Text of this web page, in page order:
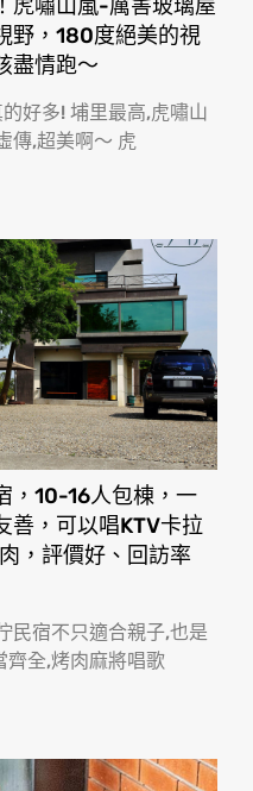
虎嘯山嵐-厲害玻璃屋
野，180度絕美的視
盡情跑〜
好多! 埔里最高,虎嘯山
傳,超美啊〜 虎
，10-16人包棟，一
善，可以唱KTV卡拉
，評價好、回訪率
民宿不只適合親子,也是
齊全,烤肉麻將唱歌